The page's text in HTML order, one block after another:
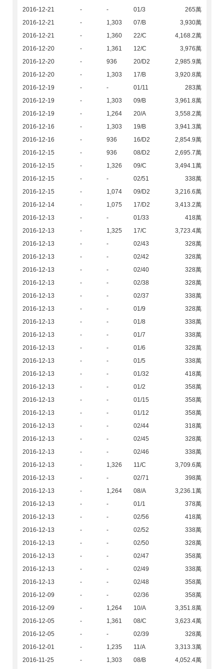
2016-12-21
- - 01/3
265萬
2016-12-21
- 1,303 07/B
3,930萬
2016-12-21
- 1,360 22/C
4,168.2萬
2016-12-20
- 1,361 12/C
3,976萬
2016-12-20
- 936 20/D2
2,985.9萬
2016-12-20
- 1,303 17/B
3,920.8萬
2016-12-19
- - 01/11
283萬
2016-12-19
- 1,303 09/B
3,961.8萬
2016-12-19
- 1,264 20/A
3,558.2萬
2016-12-16
- 1,303 19/B
3,941.3萬
2016-12-16
- 936 16/D2
2,854.9萬
2016-12-15
- 936 08/D2
2,695.7萬
2016-12-15
- 1,326 09/C
3,494.1萬
2016-12-15
- - 02/51
338萬
2016-12-15
- 1,074 09/D2
3,216.6萬
2016-12-14
- 1,075 17/D2
3,413.2萬
2016-12-13
- - 01/33
418萬
2016-12-13
- 1,325 17/C
3,723.4萬
2016-12-13
- - 02/43
328萬
2016-12-13
- - 02/42
328萬
2016-12-13
- - 02/40
328萬
2016-12-13
- - 02/38
328萬
2016-12-13
- - 02/37
338萬
2016-12-13
- - 01/9
328萬
2016-12-13
- - 01/8
338萬
2016-12-13
- - 01/7
338萬
2016-12-13
- - 01/6
328萬
2016-12-13
- - 01/5
338萬
2016-12-13
- - 01/32
418萬
2016-12-13
- - 01/2
358萬
2016-12-13
- - 01/15
358萬
2016-12-13
- - 01/12
358萬
2016-12-13
- - 02/44
318萬
2016-12-13
- - 02/45
328萬
2016-12-13
- - 02/46
338萬
2016-12-13
- 1,326 11/C
3,709.6萬
2016-12-13
- - 02/71
398萬
2016-12-13
- 1,264 08/A
3,236.1萬
2016-12-13
- - 01/1
378萬
2016-12-13
- - 02/56
418萬
2016-12-13
- - 02/52
338萬
2016-12-13
- - 02/50
328萬
2016-12-13
- - 02/47
358萬
2016-12-13
- - 02/49
338萬
2016-12-13
- - 02/48
358萬
2016-12-09
- - 02/36
358萬
2016-12-09
- 1,264 10/A
3,351.8萬
2016-12-05
- 1,361 08/C
3,623.4萬
2016-12-05
- - 02/39
328萬
2016-12-01
- 1,235 11/A
3,313.3萬
2016-11-25
- 1,303 08/B
4,052.4萬